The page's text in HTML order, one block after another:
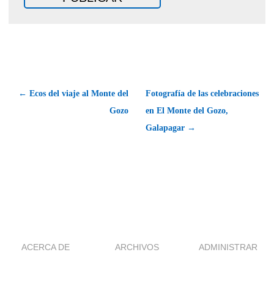
← Ecos del viaje al Monte del
Gozo
Fotografía de las celebraciones
en El Monte del Gozo,
Galapagar →
ACERCA DE ARCHIVOS ADMINISTRAR